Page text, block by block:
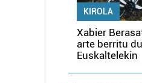
KIROLA
Xabier
arte berritu du
Euskaltelekin